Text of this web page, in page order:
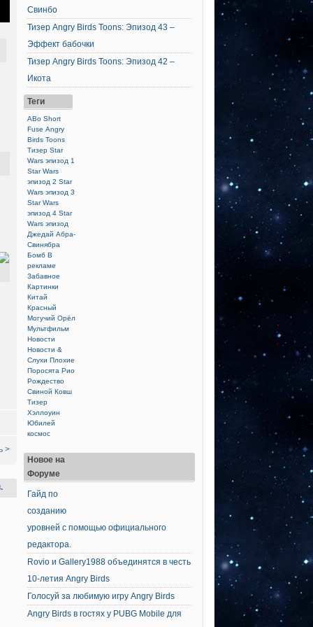
>
Свинбо
Тизер Angry Birds Toons: Эпизод 43 –
Эффект бабочки
Тизер Angry Birds Toons: Эпизод 42 –
Икота
Теги
ABo Short
Fuse Angry
Birds Toons
Тизер Star
Wars эпизод 1
Star Wars
эпизод 2 Star
Wars эпизод 3
Star Wars
эпизод 4 Star
Wars эпизод
Джедай Абра-
Свинябра
Бомб В
рекламе
Забавное
Картинки
Китай
Красный
Могучий Орёл
Мультфильм
Новости
Новости &
Слухи Плохие
Поросята Рио
Рождество
Свиной Ковш
Тизер
Хэллоуин
Юбилей
космос
Новое на
Форуме
Гайд по
созданию
уровней с помощью официального
редактора.
Rovio и Gallery1988 объединятся в честь
10-летия Angry Birds
Голосуй за любимую игру Angry Birds
Angry Birds в гостях у PUBG Mobile для